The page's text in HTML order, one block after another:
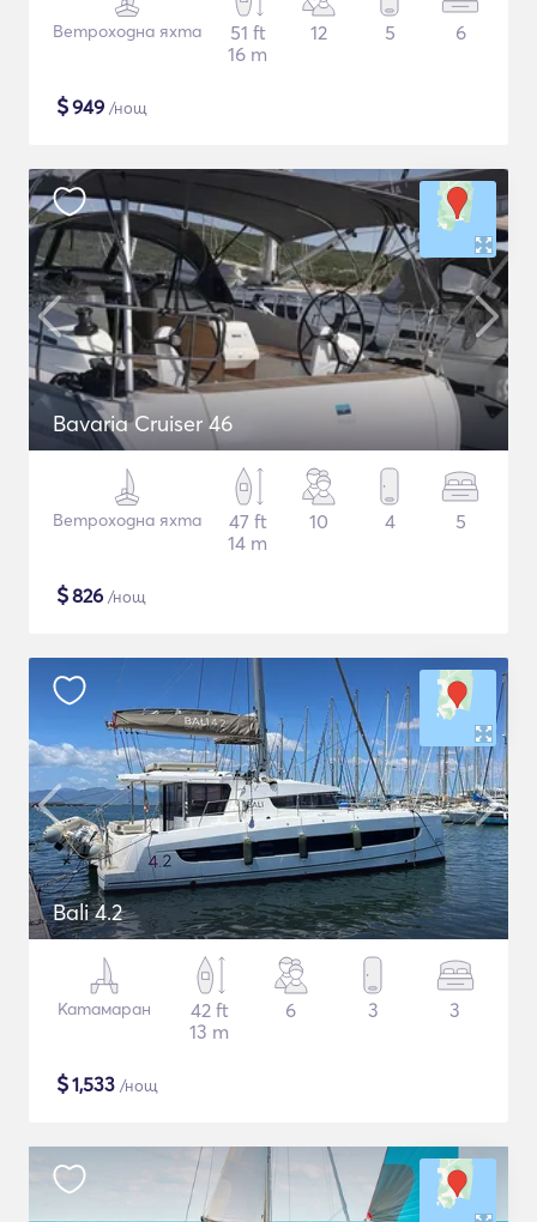
Ветроходна яхта
51 ft
16 m
12 5 6
$949 /нощ
Bavaria Cruiser 46
Ветроходна яхта
47 ft
14 m
10 4 5
$826 /нощ
Bali 4.2
Катамаран
42 ft
13 m
6 3 3
$1,533 /нощ